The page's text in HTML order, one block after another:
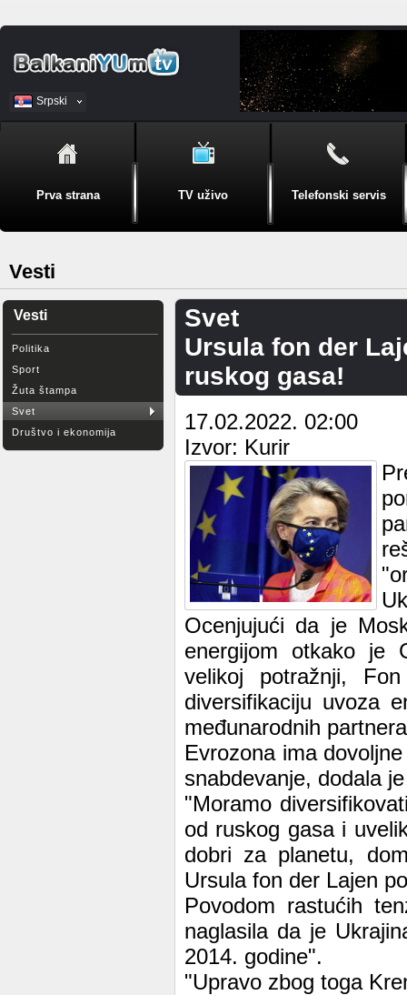
Srpski
BiH
Prva strana TV uživo Telefonski servis
Vesti
Vesti
Politika
Sport
Žuta štampa
Svet
Društvo i ekonomija
Svet
Ursula fon der
ruskog gasa!
17.02.2022. 02:00
Izvor: Kurir
Ocenjujući da je
energijom otkako je
velikoj potražnji,
diversifikaciju uvoza
međunarodnih
Evrozona ima
snabdevanje, dodala
"Moramo
od ruskog gasa i
dobri za planetu,
Ursula fon der Lajen
Povodom rastućih
naglasila da je
2014. godine".
"Upravo zbog toga